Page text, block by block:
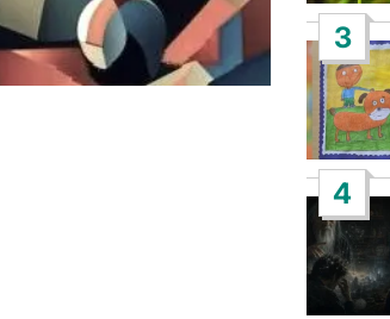
3
4